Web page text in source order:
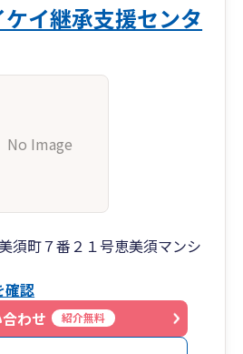
イ継承支援センタ
No Image
須町７番２１号恵美須マンシ
確認
わせ
紹介無料